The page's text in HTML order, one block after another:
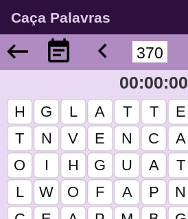
Caça Palavras
00:00:00